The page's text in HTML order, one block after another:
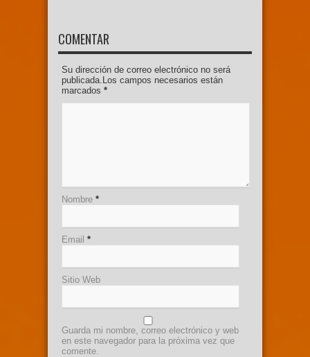
COMENTAR
Su dirección de correo electrónico no será
publicada.Los campos necesarios están
marcados *
Nombre *
Email *
Sitio Web
Guarda mi nombre, correo electrónico y web
en este navegador para la próxima vez que
comente.